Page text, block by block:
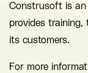
Construsoft is an
provides training,
its customers.
For more